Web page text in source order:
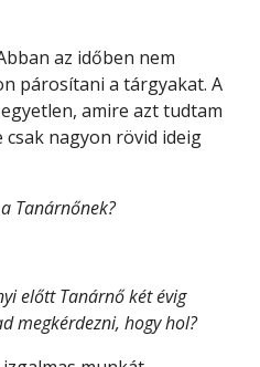
az időben nem
párosítani a tárgyakat. A
amire azt tudtam
nagyon rövid ideig
Tanárnőnek?
előtt Tanárnő két évig
megkérdezni, hogy hol?